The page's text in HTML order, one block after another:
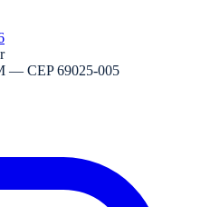
— CEP69025-005